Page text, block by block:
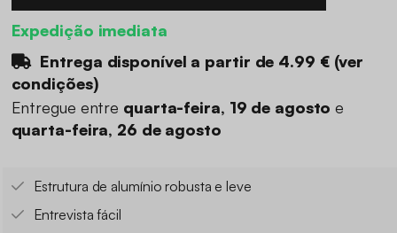
Expedição imediata
Entrega disponível a partir de 4.99 €(ver
condições)
Entregue entre quarta-feira, 19 de agostoe
quarta-feira, 26 de agosto
Estrutura de alumínio robusta e leve
Entrevista fácil